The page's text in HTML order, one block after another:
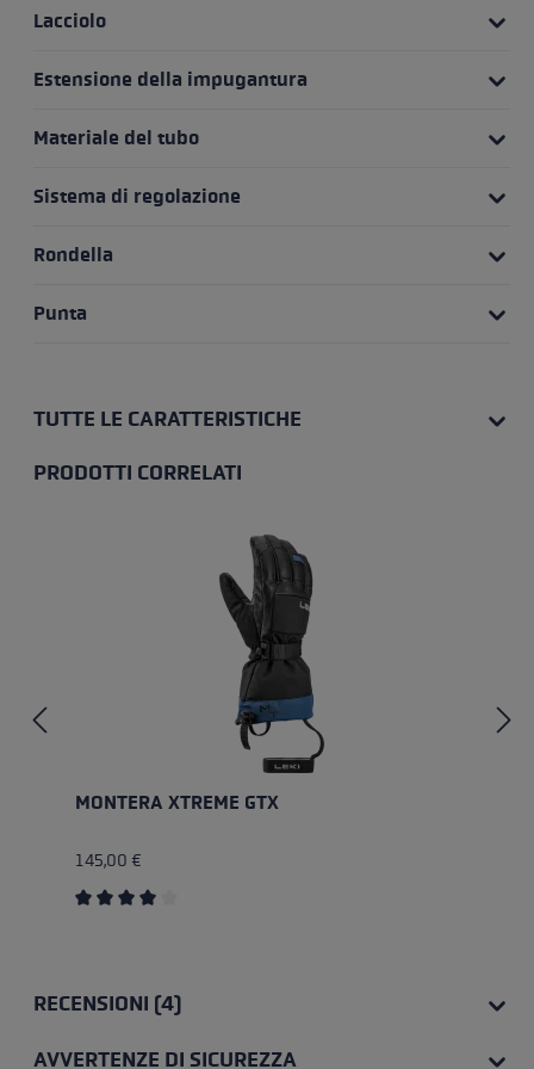
Lacciolo
Estensione della impugantura
Materiale del tubo
Sistema di regolazione
Rondella
Punta
TUTTE LE CARATTERISTICHE
PRODOTTI CORRELATI
MONTERA XTREME GTX
145,00 €
RECENSIONI (4)
AVVERTENZE DI SICUREZZA